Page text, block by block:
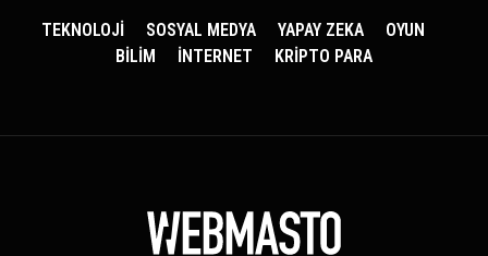
TEKNOLOJİ SOSYAL MEDYA YAPAY ZEKA
OYUN
BİLİM
İNTERNET KRİPTO PARA